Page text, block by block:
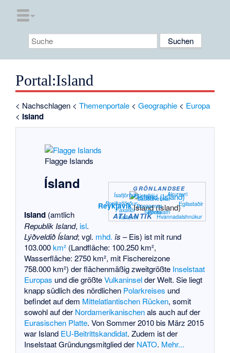
Portal:Island
< Nachschlagen <Themenportale <Geographie < Europa
< Island
Flagge Islands
Island (Island)
Reykjavík
Keflavík
Borgarnes
ÍsafjörðurSauðárkrókur
Akureyri
Egilsstaðir
Selfoss
Hvannadalshnúkur
ATLANTIK
GRÖNLANDSEE
Þórisvatn
Breiðafjörður
Faxaflói
Húnaflói
Ísland
Island(amtlich
Republik Island, isl.
Lýðveldið Ísland; vgl. mhd. îs – Eis) ist mit rund
103.000km²(Landfläche: 100.250 km²,
Wasserfläche: 2750 km², mit Fischereizone
758.000 km²) der flächenmäßig zweitgrößte Inselstaat
Europas und die größteVulkaninselder Welt. Sie liegt
knapp südlich des nördlichen Polarkreises und
befindet auf dem Mittelatlantischen Rücken, somit
sowohl auf der Nordamerikanischenals auch auf der
Eurasischen Platte. Von Sommer 2010 bis März 2015
war Island EU-Beitrittskandidat. Zudem ist der
Inselstaat Gründungsmitglied der NATO. Mehr...